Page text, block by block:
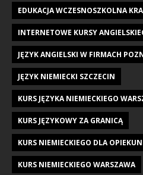
EDUKACJA WCZESNOSZKOLNA
INTERNETOWE KURSY
JĘZYK ANGIELSKI W FIRMACH
JĘZYK NIEMIECKI SZCZECIN
KURS JĘZYKA NIEMIECKIEGO
KURS JĘZYKOWY ZA GRANICĄ
KURS NIEMIECKIEGO DLA
KURS NIEMIECKIEGO WARSZAWA